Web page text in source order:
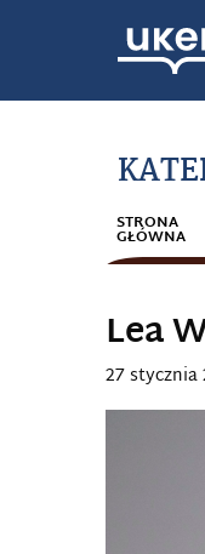
STRONA
GŁÓWNA
Lea
27 stycznia